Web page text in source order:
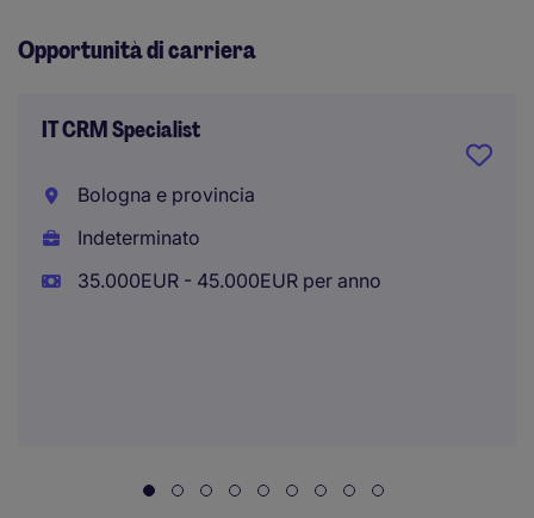
Opportunità di carriera
IT CRM Specialist
Bologna e provincia
Indeterminato
35.000EUR - 45.000EUR per anno